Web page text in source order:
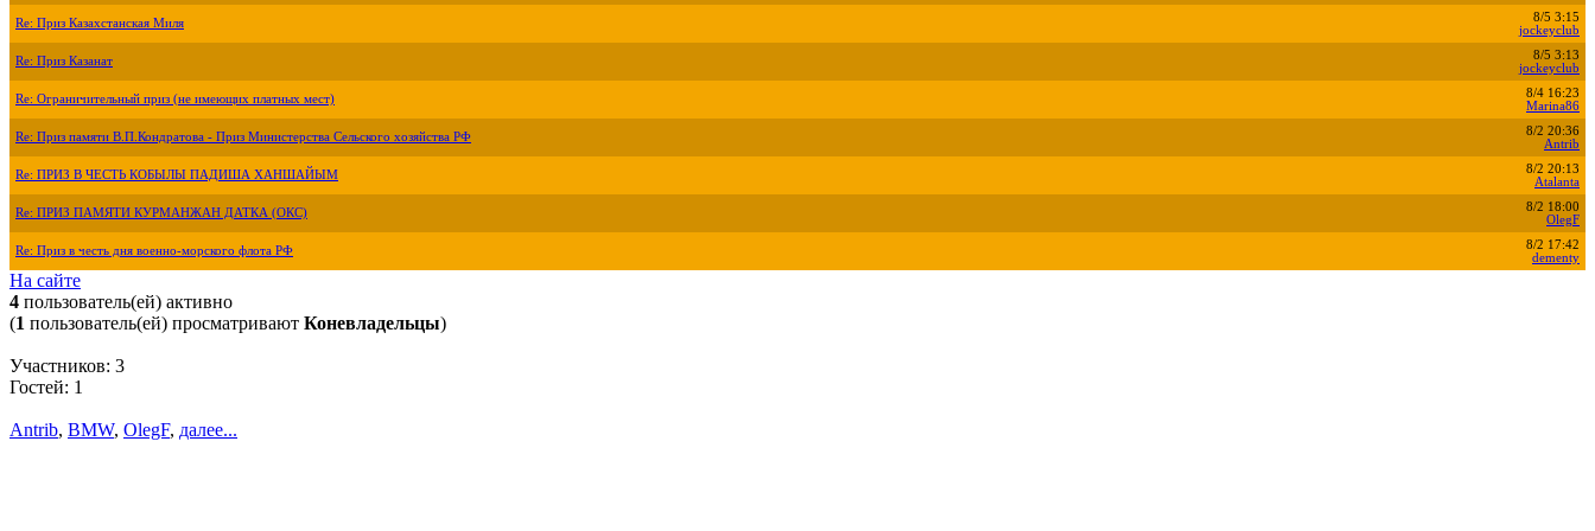
Re: Приз Казахстанская Миля
8/5 3:15
jockeyclub
Re: Приз Казанат
8/5 3:13
jockeyclub
Re: Ограничительный приз (не имеющих платных мест)
8/4 16:23
Marina86
Re: Приз памяти В.П.Кондратова - Приз Министерства Сельского хозяйства РФ
8/2 20:36
Antrib
Re: ПРИЗ В ЧЕСТЬ КОБЫЛЫ ПАДИША ХАНШАЙЫМ
8/2 20:13
Atalanta
Re: ПРИЗ ПАМЯТИ КУРМАНЖАН ДАТКА (ОКС)
8/2 18:00
OlegF
Re: Приз в честь дня военно-морского флота РФ
8/2 17:42
dementy
На сайте
4 пользователь(ей) активно
(1 пользователь(ей) просматривают Коневладельцы)
Участников: 3
Гостей: 1
Antrib, BMW, OlegF, далее...